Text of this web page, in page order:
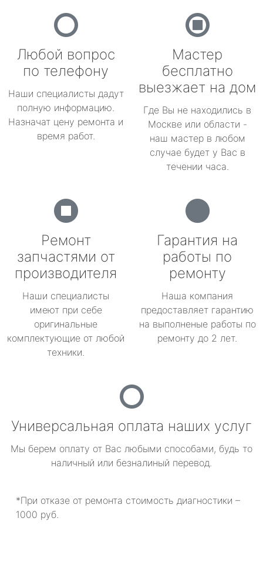
Любой вопрос
по телефону
Наши специалисты дадут
полную информацию.
Назначат цену ремонта и
время работ.
Мастер
бесплатно
выезжает на дом
Где Вы не находились в
Москве или области -
наш мастер в любом
случае будет у Вас в
течении часа.
Ремонт
запчастями от
производителя
Наши специалисты
имеют при себе
оригинальные
комплектующие от любой
техники.
Гарантия на
работы по
ремонту
Наша компания
предоставляет гарантию
на выполненые работы по
ремонту до 2 лет.
Универсальная оплата наших услуг
Мы берем оплату от Вас любыми способами, будь то
наличный или безналиный перевод.
*При отказе от ремонта стоимость диагностики –
1000 руб.